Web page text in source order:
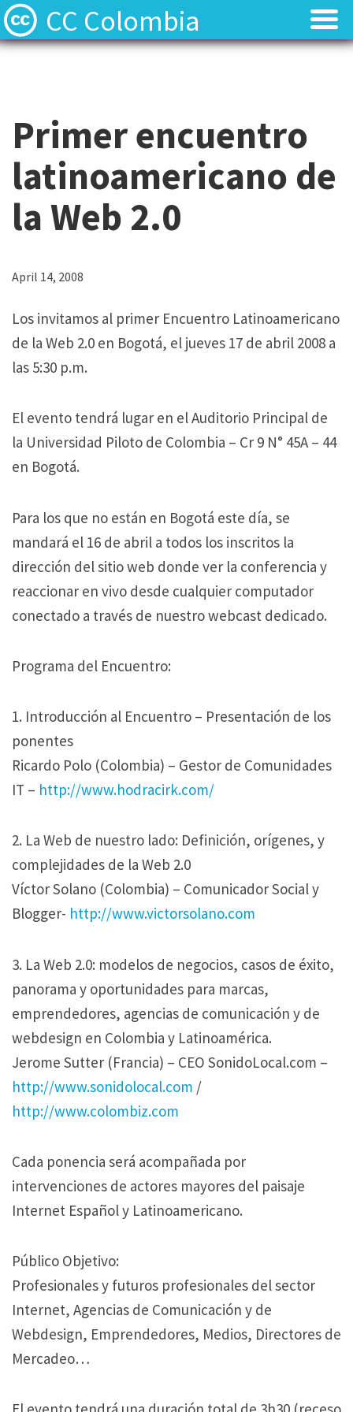
CC Colombia
Acerca de
Contacto
Acerca de
Contacto
Primer encuentro
latinoamericano de
la Web 2.0
April 14, 2008
Los invitamos al primer Encuentro Latinoamericano
de la Web 2.0 en Bogotá, el jueves 17 de abril 2008 a
las 5:30 p.m.
El evento tendrá lugar en el Auditorio Principal de
la Universidad Piloto de Colombia – Cr 9 N° 45A – 44
en Bogotá.
Para los que no están en Bogotá este día, se
mandará el 16 de abril a todos los inscritos la
dirección del sitio web donde ver la conferencia y
reaccionar en vivo desde cualquier computador
conectado a través de nuestro webcast dedicado.
Programa del Encuentro:
1. Introducción al Encuentro – Presentación de los
ponentes
Ricardo Polo (Colombia) – Gestor de Comunidades
IT – http://www.hodracirk.com/
2. La Web de nuestro lado: Definición, orígenes, y
complejidades de la Web 2.0
Víctor Solano (Colombia) – Comunicador Social y
Blogger- http://www.victorsolano.com
3. La Web 2.0: modelos de negocios, casos de éxito,
panorama y oportunidades para marcas,
emprendedores, agencias de comunicación y de
webdesign en Colombia y Latinoamérica.
Jerome Sutter (Francia) – CEO SonidoLocal.com –
http://www.sonidolocal.com /
http://www.colombiz.com
Cada ponencia será acompañada por
intervenciones de actores mayores del paisaje
Internet Español y Latinoamericano.
Público Objetivo:
Profesionales y futuros profesionales del sector
Internet, Agencias de Comunicación y de
Webdesign, Emprendedores, Medios, Directores de
Mercadeo…